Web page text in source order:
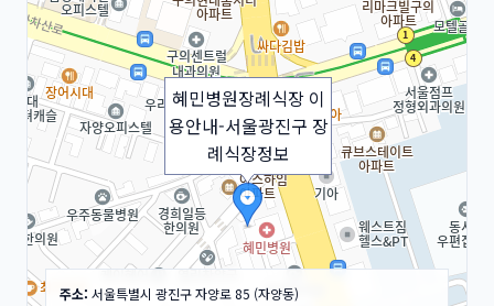
례식장정보
주소: 서울특별시 광진구 자양로 85 (자양동)